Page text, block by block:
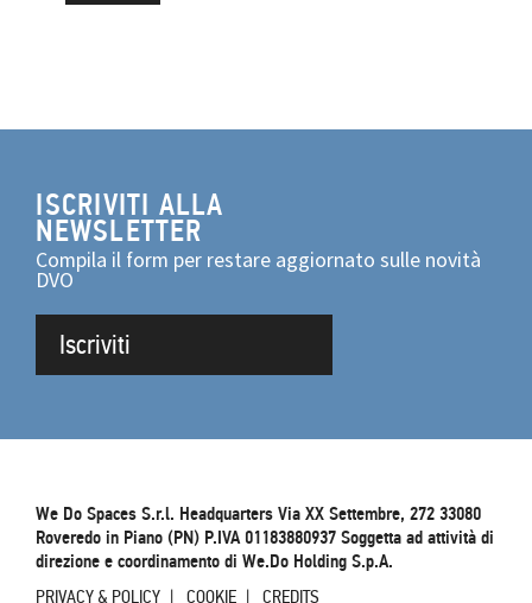
ISCRIVITI ALLA
NEWSLETTER
Compila il form per restare aggiornato sulle novità
DVO
Iscriviti
We Do Spaces S.r.l. Headquarters Via XX Settembre, 272 33080
Roveredo in Piano (PN) P.IVA 01183880937 Soggetta ad attività di
direzione e coordinamento di We.Do Holding S.p.A.
PRIVACY & POLICY COOKIE CREDITS